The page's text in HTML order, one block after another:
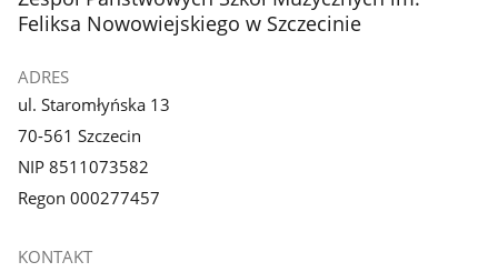
Feliksa Nowowiejskiego w Szczecinie
ADRES
ul. Staromłyńska 13
70-561 Szczecin
NIP 8511073582
Regon 000277457
KONTAKT